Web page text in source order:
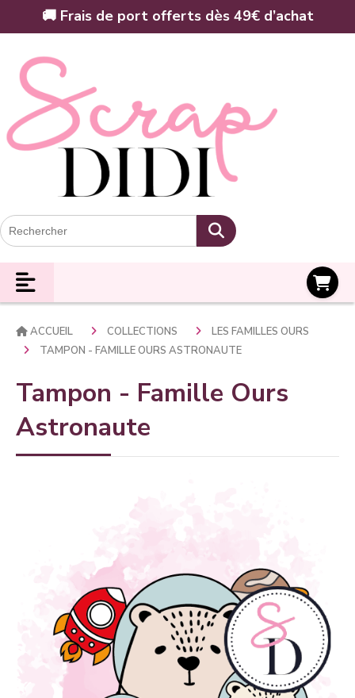
🚚 Frais de port offerts dès 49€ d’achat
ACCUEIL COLLECTIONS
LES FAMILLES OURS
TAMPON - FAMILLE OURS ASTRONAUTE
Tampon - Famille Ours
Astronaute